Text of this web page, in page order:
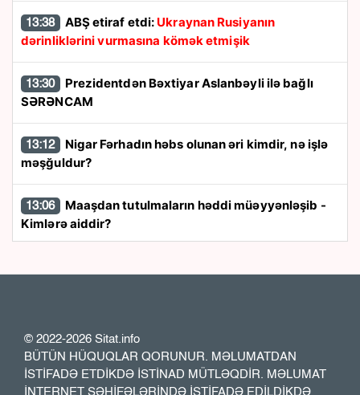
13:38 ABŞ etiraf etdi: Ukraynan Rusiyanın
dərinliklərini vurmasına kömək etmişik
13:30
SƏRƏNCAM
13:12
məşğuldur?
13:06
Kimlərə aiddir?
12:17 "Kreml Bayramovun Kiyevdəki görüşlərini
diqqətlə izləyəcək" -Elxan Şahinoğlu
© 2022-2026 Sitat.info
BÜTÜN HÜQUQLAR QORUNUR. MƏLUMATDAN
İSTİFADƏ ETDİKDƏ İSTİNAD MÜTLƏQDİR. MƏLUMAT
İNTERNET SƏHİFƏLƏRİNDƏ İSTİFADƏ EDİLDİKDƏ